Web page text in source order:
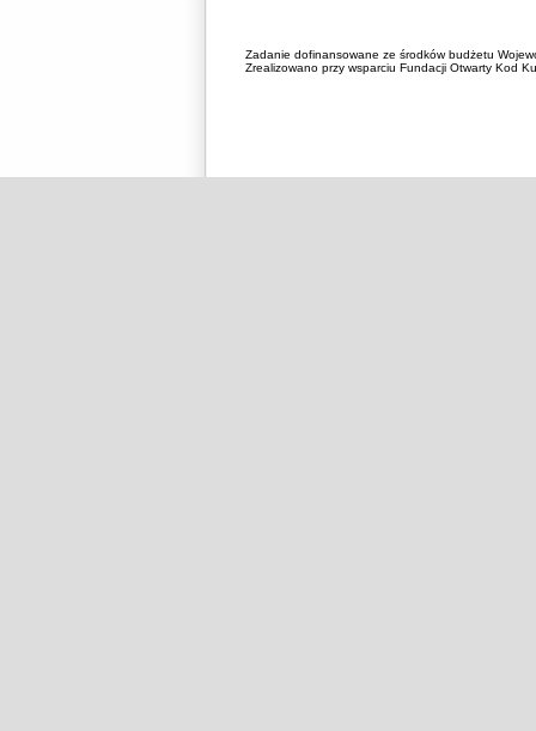
Zadanie dofinansowane ze środków budżetu
Zrealizowano przy wsparciu Fundacji Otwarty Kod